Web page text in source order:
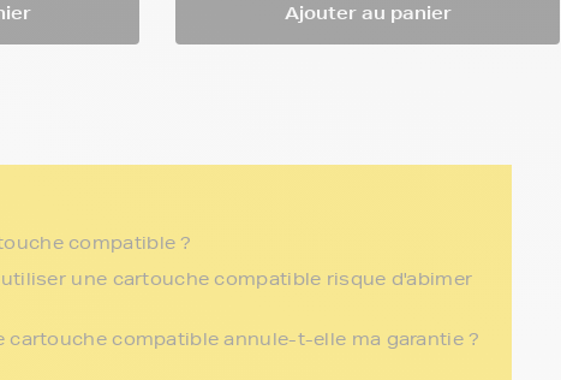
Ajouter au panier
compatible ?
une cartouche compatible risque d'abimer
cartouche compatible annule-t-elle ma garantie ?